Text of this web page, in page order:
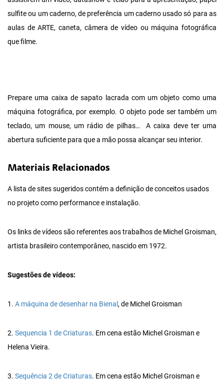
sulfite ou um caderno, de preferência um caderno usado só para as
aulas de ARTE, caneta, câmera de vídeo ou máquina fotográfica
que filme.
Prepare uma caixa de sapato lacrada com um objeto como uma
máquina fotográfica, por exemplo. O objeto pode ser também um
teclado, um mouse, um rádio de pilhas… A caixa deve ter uma
abertura suficiente para que a mão possa alcançar seu interior.
Materiais Relacionados
A lista de sites sugeridos contém a definição de conceitos usados
no projeto como performance e instalação.
Os links de vídeos são referentes aos trabalhos de Michel Groisman,
artista brasileiro contemporâneo, nascido em 1972.
Sugestões de vídeos:
1. A máquina de desenhar na Bienal , de Michel Groisman
2. Sequencia 1 de Criaturas. Em cena estão Michel Groisman e
Helena Vieira.
3. Sequência 2 de Criaturas. Em cena estão Michel Groisman e